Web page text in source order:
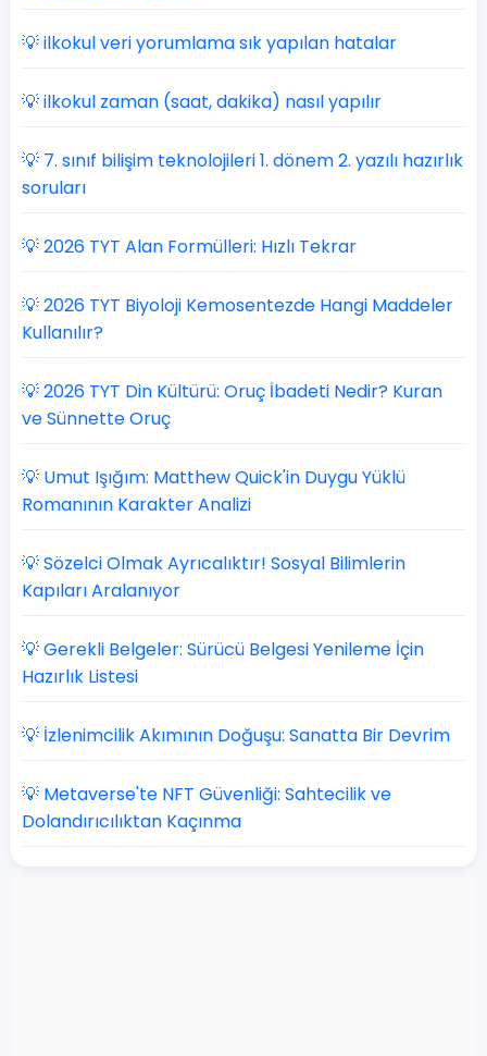
💡 ilkokul veri yorumlama sık yapılan hatalar
💡 ilkokul zaman (saat, dakika) nasıl yapılır
💡 7. sınıf bilişim teknolojileri 1. dönem 2. yazılı hazırlık
soruları
💡 2026 TYT Alan Formülleri: Hızlı Tekrar
💡 2026 TYT Biyoloji Kemosentezde Hangi Maddeler
Kullanılır?
💡 2026 TYT Din Kültürü: Oruç İbadeti Nedir? Kuran
ve Sünnette Oruç
💡 Umut Işığım: Matthew Quick'in Duygu Yüklü
Romanının Karakter Analizi
💡 Sözelci Olmak Ayrıcalıktır! Sosyal Bilimlerin
Kapıları Aralanıyor
💡 Gerekli Belgeler: Sürücü Belgesi Yenileme İçin
Hazırlık Listesi
💡 İzlenimcilik Akımının Doğuşu: Sanatta Bir Devrim
💡 Metaverse'te NFT Güvenliği: Sahtecilik ve
Dolandırıcılıktan Kaçınma